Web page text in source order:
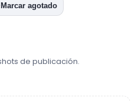
Marcar agotado
de publicación.